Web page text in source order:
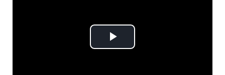
Play